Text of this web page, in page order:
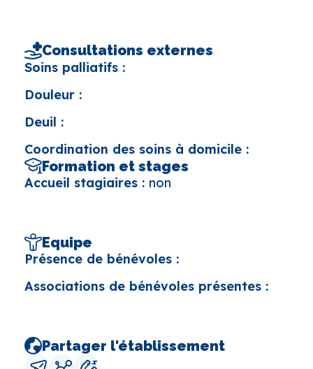
Consultations externes
Soins palliatifs :
Douleur :
Deuil :
Coordination des soins à domicile :
Formation et stages
Accueil stagiaires : non
Equipe
Présence de bénévoles :
Associations de bénévoles présentes :
Partager l'établissement